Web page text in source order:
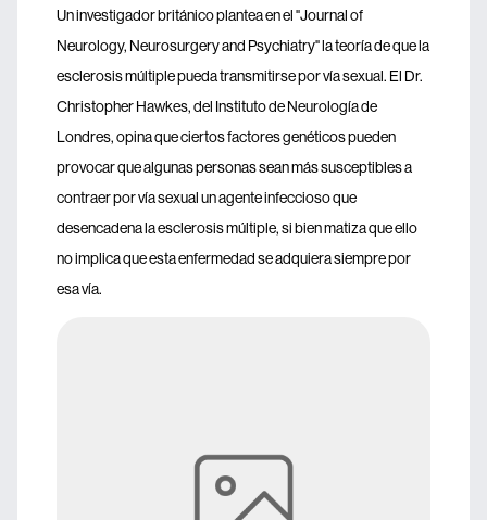
Un investigador británico plantea en el "Journal of
Neurology, Neurosurgery and Psychiatry" la teoría de que la
esclerosis múltiple pueda transmitirse por vía sexual. El Dr.
Christopher Hawkes, del Instituto de Neurología de
Londres, opina que ciertos factores genéticos pueden
provocar que algunas personas sean más susceptibles a
contraer por vía sexual un agente infeccioso que
desencadena la esclerosis múltiple, si bien matiza que ello
no implica que esta enfermedad se adquiera siempre por
esa vía.